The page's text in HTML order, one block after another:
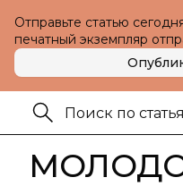
Отправьте статью
печатный экземпляр